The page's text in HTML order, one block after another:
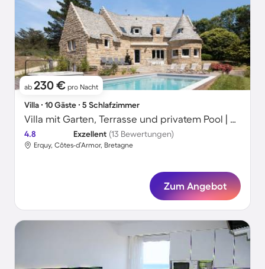
ab 230 € pro Nacht
Villa ∙ 10 Gäste ∙ 5 Schlafzimmer
Villa mit Garten, Terrasse und privatem Pool | Meerblick
4.8 Exzellent (13 Bewertungen)
Erquy, Côtes-d’Armor, Bretagne
Zum Angebot